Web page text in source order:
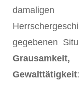
gegebenen
Gewalttätigkeit: